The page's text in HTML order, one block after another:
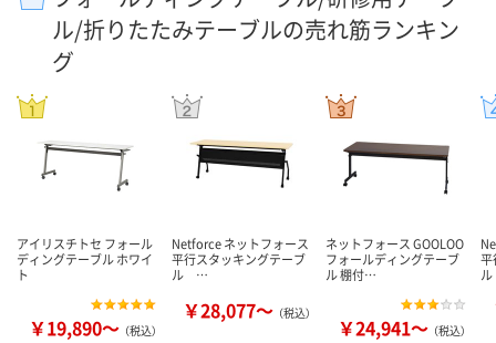
ル/折りたたみテーブルの売れ筋ランキン
グ
アイリスチトセ フォール
ディングテーブル ホワイ
ト
￥19,890～ （税込）
Netforce ネットフォース
平行スタッキングテーブ
ル …
￥28,077～ （税込）
ネットフォース GOOLOO
フォールディングテーブ
ル 棚付…
￥24,941～ （税込）
平